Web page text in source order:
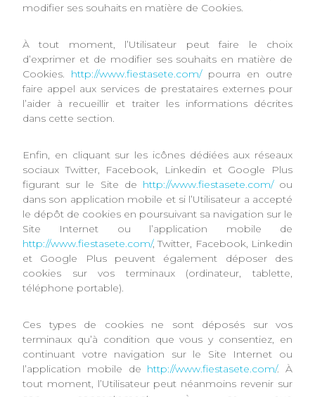
modifier ses souhaits en matière de Cookies.
À tout moment, l’Utilisateur peut faire le choix
d’exprimer et de modifier ses souhaits en matière de
Cookies. http://www.fiestasete.com/pourra en outre
faire appel aux services de prestataires externes pour
l’aider à recueillir et traiter les informations décrites
dans cette section.
Enfin, en cliquant sur les icônes dédiées aux réseaux
sociaux Twitter, Facebook, Linkedin et Google Plus
figurant sur le Site de http://www.fiestasete.com/ou
dans son application mobile et si l’Utilisateur a accepté
le dépôt de cookies en poursuivant sa navigation sur le
Site Internet ou l’application mobile de
http://www.fiestasete.com/, Twitter, Facebook, Linkedin
et Google Plus peuvent également déposer des
cookies sur vos terminaux (ordinateur, tablette,
téléphone portable).
Ces types de cookies ne sont déposés sur vos
terminaux qu’à condition que vous y consentiez, en
continuant votre navigation sur le Site Internet ou
l’application mobile de http://www.fiestasete.com/. À
tout moment, l’Utilisateur peut néanmoins revenir sur